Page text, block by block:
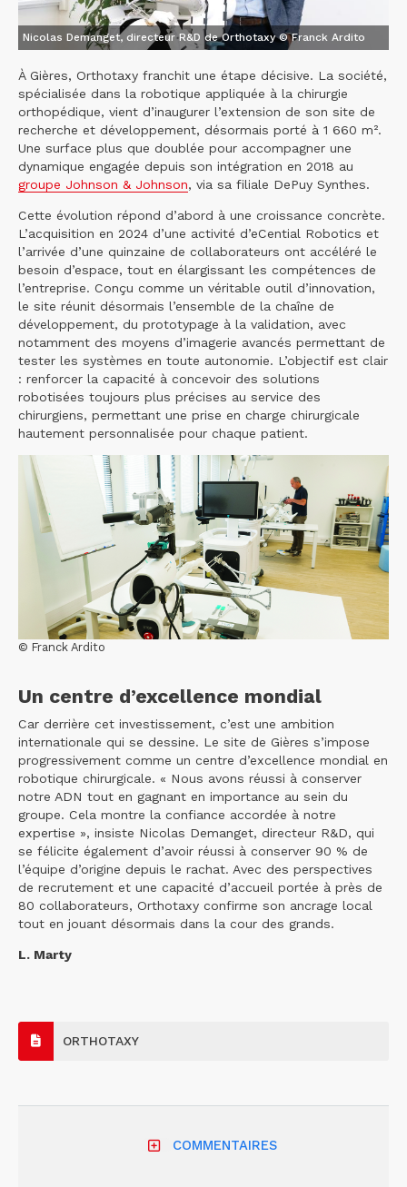
Nicolas Demanget, directeur R&D de Orthotaxy © Franck Ardito
À Gières, Orthotaxy franchit une étape décisive. La société,
spécialisée dans la robotique appliquée à la chirurgie
orthopédique, vient d’inaugurer l’extension de son site de
recherche et développement, désormais porté à 1 660 m².
Une surface plus que doublée pour accompagner une
dynamique engagée depuis son intégration en 2018 au
groupe Johnson & Johnson, via sa filiale DePuy Synthes.
Cette évolution répond d’abord à une croissance concrète.
L’acquisition en 2024 d’une activité d’eCential Robotics et
l’arrivée d’une quinzaine de collaborateurs ont accéléré le
besoin d’espace, tout en élargissant les compétences de
l’entreprise. Conçu comme un véritable outil d’innovation,
le site réunit désormais l’ensemble de la chaîne de
développement, du prototypage à la validation, avec
notamment des moyens d’imagerie avancés permettant de
tester les systèmes en toute autonomie. L’objectif est clair
: renforcer la capacité à concevoir des solutions
robotisées toujours plus précises au service des
chirurgiens, permettant une prise en charge chirurgicale
hautement personnalisée pour chaque patient.
© Franck Ardito
Un centre d’excellence mondial
Car derrière cet investissement, c’est une ambition
internationale qui se dessine. Le site de Gières s’impose
progressivement comme un centre d’excellence mondial en
robotique chirurgicale. « Nous avons réussi à conserver
notre ADN tout en gagnant en importance au sein du
groupe. Cela montre la confiance accordée à notre
expertise », insiste Nicolas Demanget, directeur R&D, qui
se félicite également d’avoir réussi à conserver 90 % de
l’équipe d’origine depuis le rachat. Avec des perspectives
de recrutement et une capacité d’accueil portée à près de
80 collaborateurs, Orthotaxy confirme son ancrage local
tout en jouant désormais dans la cour des grands.
L. Marty
ORTHOTAXY
COMMENTAIRES